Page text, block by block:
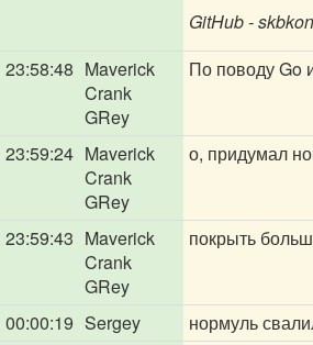
GitHub -
23:58:48 Maverick
Crank
GRey
По поводу Go
23:59:24 Maverick
Crank
GRey
о, придумал
23:59:43 Maverick
Crank
GRey
покрыть
00:00:19 Sergey
нормуль